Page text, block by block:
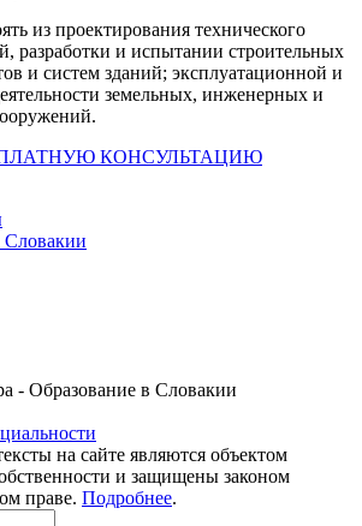
из проектирования технического
разработки и испытании строительных
и систем зданий; эксплуатационной и
земельных, инженерных и
КОНСУЛЬТАЦИЮ
Словакии
- Образование в Словакии
на сайте являются объектом
и защищены законом
праве. Подробнее.